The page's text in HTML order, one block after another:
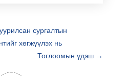
сургалтын
хөгжүүлэх нь
Тоглоомын үдэш →